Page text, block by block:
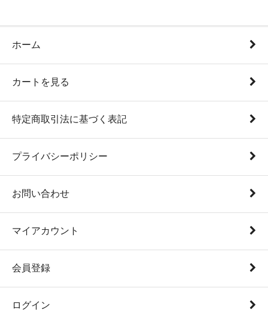
ホーム
カートを見る
特定商取引法に基づく表記
プライバシーポリシー
お問い合わせ
マイアカウント
会員登録
ログイン